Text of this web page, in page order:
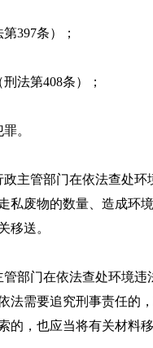
397条）；
法第408条）；
。
主管部门在依法查处环
私废物的数量、造成环
移送。
部门在依法查处环境违
法需要追究刑事责任的
的，也应当将有关材料